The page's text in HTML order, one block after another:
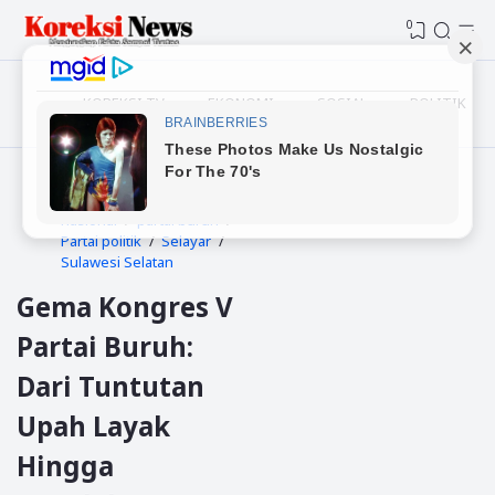
0
KOREKSI TV EKONOMI SOSIAL POLITIK
Beranda
kongres
nasional
partai buruh
Partai politik
Selayar
Sulawesi Selatan
Gema Kongres V
Partai Buruh:
Dari Tuntutan
Upah Layak
Hingga